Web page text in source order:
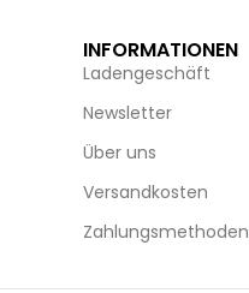
INFORMATIONEN
Ladengeschäft
Newsletter
Über uns
Versandkosten
Zahlungsmethoden